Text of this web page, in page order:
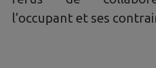
l’occupant et ses